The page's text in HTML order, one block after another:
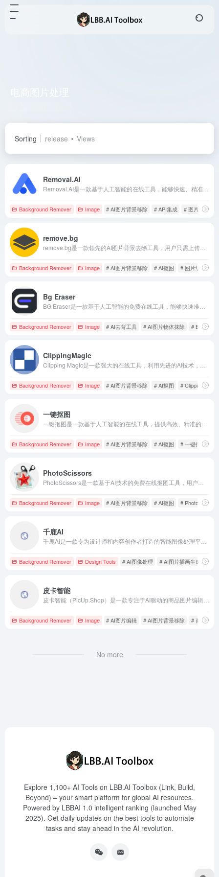
Sorting release Views
Removal.AI
Background Remover Image # AI图片背景移除 # API集成 # 图片编辑
remove.bg
Background Remover Image # AI图片背景移除 # AI抠图 # 图片编辑
Bg Eraser
Background Remover Image # AI去背工具 # AI图片物体抹除 # BG
ClippingMagic
Background Remover Image # AI图片背景移除 # AI抠图 # Clipping Magic
一键抠图
Background Remover Image # AI图片背景移除 # AI抠图 # 一键抠图
PhotoScissors
Background Remover Image # AI图片背景移除 # AI抠图 # PhotoScissors
千鹿AI
Background Remover Design Tools # AI图像处理 # AI图片插画生成 # AI
皮卡智能
Background Remover Image # AI图片编辑 # AI图片背景移除 # 商品图片
No more
Explore 1,100+ AI Tools on LBB.AI Toolbox (Link, Build,
Beyond) – your smart platform for global AI resources.
Powered by LBBAI 1.0 intelligent ranking (launched May
2025). Get daily updates on the best tools to automate
tasks and stay ahead in the AI revolution.